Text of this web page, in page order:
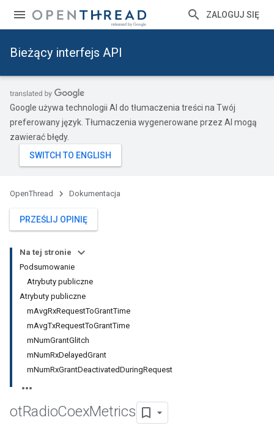
ZALOGUJ SIĘ
Bieżący interfejs API
Google używa technologii AI do tłumaczenia treści na Twój
preferowany język. Tłumaczenia wygenerowane przez AI mogą
zawierać błędy.
OpenThread Dokumentacja
PRZEŚLIJ OPINIĘ
Na tej stronie
Podsumowanie
Atrybuty publiczne
Atrybuty publiczne
mAvgRxRequestToGrantTime
mAvgTxRequestToGrantTime
mNumGrantGlitch
mNumRxDelayedGrant
mNumRxGrantDeactivatedDuringRequest
otRadioCoexMetrics